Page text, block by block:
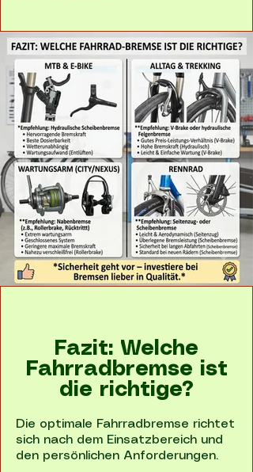
Fazit: Welche
Fahrradbremse ist
die richtige?
Die optimale Fahrradbremse richtet
sich nach dem Einsatzbereich und
den persönlichen Anforderungen.